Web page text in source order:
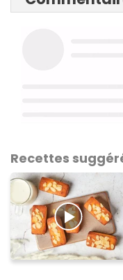
Recettes